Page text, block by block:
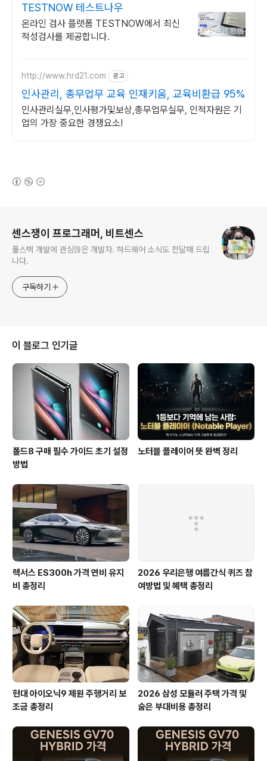
TESTNOW 테스트나우
온라인 검사 플랫폼 TESTNOW에서 최신
적성검사를 제공합니다.
http://www.hrd21.com 광고
인사관리, 총무업무 교육 인재키움, 교육비환급 95%
인사관리실무,인사평가및보상,총무업무실무, 인적자원은 기
업의 가장 중요한 경쟁요소!
센스쟁이 프로그래머, 비트센스
풀스택 개발에 관심많은 개발자. 하드웨어 소식도 전달해 드립
니다.
구독하기
이 블로그 인기글
폴드8 구매 필수 가이드 초기 설정
방법
노터블 플레이어 뜻 완벽 정리
렉서스 ES300h 가격 연비 유지
비 총정리
2026 우리은행 여름간식 퀴즈 참
여방법 및 혜택 총정리
현대 아이오닉9 제원 주행거리 보
조금 총정리
2026 삼성 모듈러 주택 가격 및
숨은 부대비용 총정리